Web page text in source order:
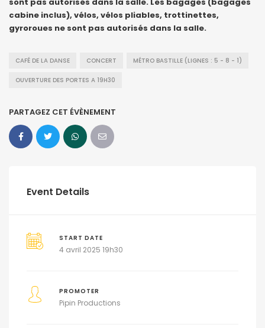
sont pas autorisés dans la salle. Les bagages (bagages
cabine inclus), vélos, vélos pliables, trottinettes,
gyroroues ne sont pas autorisés dans la salle.
CAFÉ DE LA DANSE CONCERT MÉTRO BASTILLE (LIGNES : 5 - 8 - 1)
OUVERTURE DES PORTES A 19H30
PARTAGEZ CET ÉVÈNEMENT
Event Details
START DATE
4 avril 2025 19h30
PROMOTER
Pipin Productions